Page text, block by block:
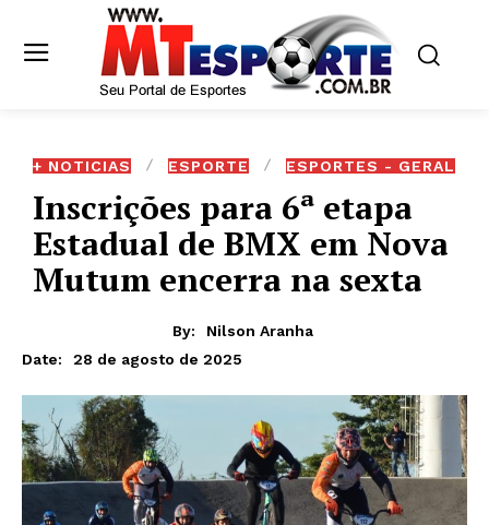
+ NOTICIAS ESPORTE ESPORTES - GERAL
Inscrições para 6ª etapa
Estadual de BMX em Nova
Mutum encerra na sexta
By:
Nilson Aranha
Date:
28 de agosto de 2025